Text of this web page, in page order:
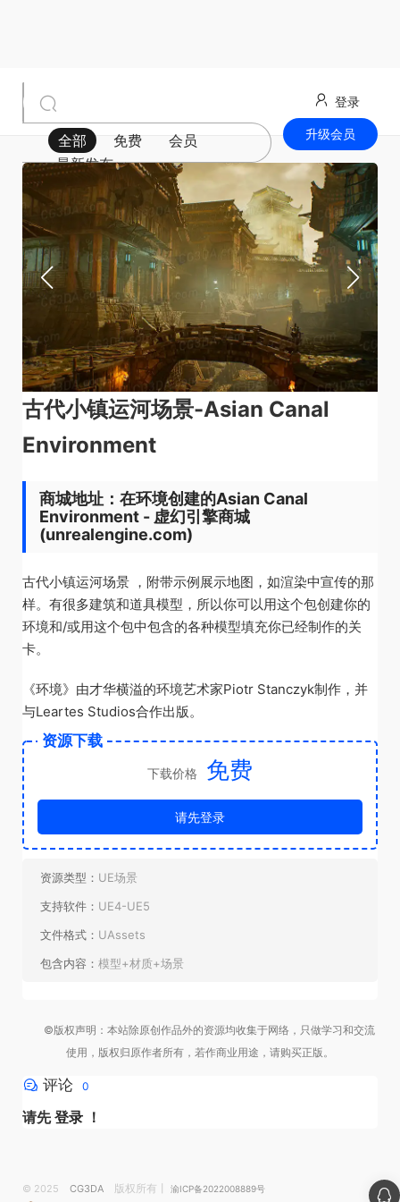
全部 免费
会员
最新发布
登录
升级会员
古代小镇运河场景-Asian Canal
Environment
商城地址：在环境创建的Asian Canal
Environment - 虚幻引擎商城
(unrealengine.com)
古代小镇运河场景 ，附带示例展示地图，如渲染中宣传的那
样。有很多建筑和道具模型，所以你可以用这个包创建你的
环境和/或用这个包中包含的各种模型填充你已经制作的关
卡。
《环境》由才华横溢的环境艺术家Piotr Stanczyk制作，并
与Leartes Studios合作出版。
资源下载
下载价格 免费
请先登录
资源类型： UE场景
支持软件： UE4-UE5
文件格式： UAssets
包含内容： 模型+材质+场景
©版权声明：本站除原创作品外的资源均收集于网络，只做学习和交流
使用，版权归原作者所有，若作商业用途，请购买正版。
评论 0
请先登录 ！
© 2025 CG3DA 版权所有丨 渝ICP备2022008889号